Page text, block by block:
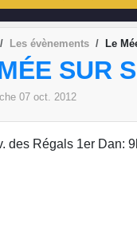
Les évènements Le
SUR
07 oct. 2012
des Régals 1er Dan: